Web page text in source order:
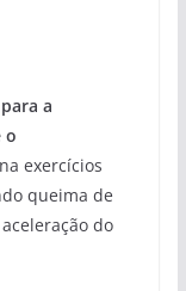
a
o
exercícios
queima de
do